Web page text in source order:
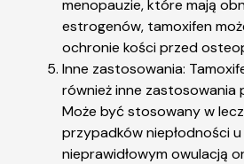
menopauzie, które mają
estrogenów, tamoxifen
ochronie kości przed
Inne zastosowania:
również inne zastosowania
Może być stosowany w
przypadków niepłodności
nieprawidłowym owulacją